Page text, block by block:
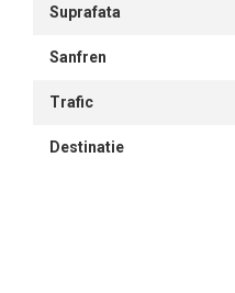
Suprafata
Sanfren
Trafic
Destinatie